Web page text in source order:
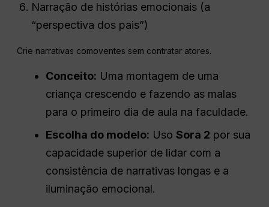
Narração de histórias emocionais (a
“perspectiva dos pais”)
Crie narrativas comoventes sem contratar atores.
Conceito: Uma montagem de uma
criança crescendo e fazendo as malas
para o primeiro dia de aula na faculdade.
Escolha do modelo: UsoSora 2 por sua
capacidade superior de lidar com a
consistência de narrativas longas e a
iluminação emocional.